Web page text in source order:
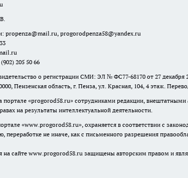
propenza@mail.ru, progorodpenza58@yandex.ru
205 50 66
о регистрации СМИ: ЭЛ № ФС77-68170 от 27
Пензенская область, г. Пенза, ул. Красная, 104, 4 этаж.
«progorod58.ru» сотрудниками редакции, внештатными
на результаты интеллектуальной деятельности.
«www.progorod58.ru», охраняется в соответствии с
переработке не иначе, как с письменного разрешения
на сайте www.progorod58.ru защищены авторским правом и